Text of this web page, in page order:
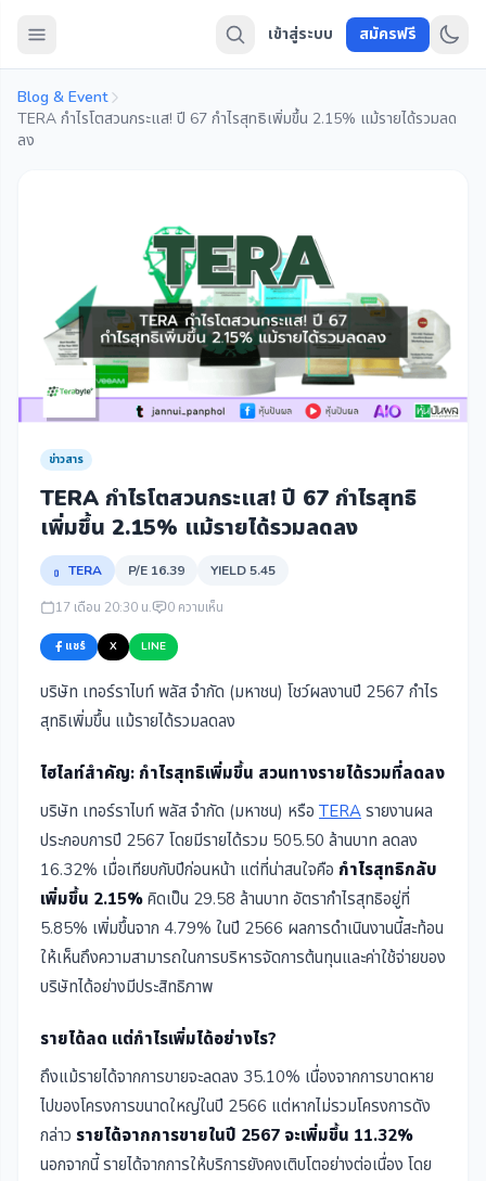
เข้าสู่ระบบ สมัครฟรี
Blog & Event
TERA กำไรโตสวนกระแส! ปี 67 กำไรสุทธิเพิ่มขึ้น 2.15% แม้รายได้รวมลด
ลง
ข่าวสาร
TERA กำไรโตสวนกระแส! ปี 67 กำไรสุทธิ
เพิ่มขึ้น 2.15% แม้รายได้รวมลดลง
TERA P/E 16.39 YIELD 5.45
17 เดือน 20:30 น. 0 ความเห็น
แชร์ X LINE
บริษัท เทอร์ราไบท์ พลัส จำกัด (มหาชน) โชว์ผลงานปี 2567 กำไร
สุทธิเพิ่มขึ้น แม้รายได้รวมลดลง
ไฮไลท์สำคัญ: กำไรสุทธิเพิ่มขึ้น สวนทางรายได้รวมที่ลดลง
บริษัท เทอร์ราไบท์ พลัส จำกัด (มหาชน) หรือ TERA รายงานผล
ประกอบการปี 2567 โดยมีรายได้รวม 505.50 ล้านบาท ลดลง
16.32% เมื่อเทียบกับปีก่อนหน้า แต่ที่น่าสนใจคือ กำไรสุทธิกลับ
เพิ่มขึ้น 2.15% คิดเป็น 29.58 ล้านบาท อัตรากำไรสุทธิอยู่ที่
5.85% เพิ่มขึ้นจาก 4.79% ในปี 2566 ผลการดำเนินงานนี้สะท้อน
ให้เห็นถึงความสามารถในการบริหารจัดการต้นทุนและค่าใช้จ่ายของ
บริษัทได้อย่างมีประสิทธิภาพ
รายได้ลด แต่กำไรเพิ่มได้อย่างไร?
ถึงแม้รายได้จากการขายจะลดลง 35.10% เนื่องจากการขาดหาย
ไปของโครงการขนาดใหญ่ในปี 2566 แต่หากไม่รวมโครงการดัง
กล่าว รายได้จากการขายในปี 2567 จะเพิ่มขึ้น 11.32%
นอกจากนี้ รายได้จากการให้บริการยังคงเติบโตอย่างต่อเนื่อง โดย